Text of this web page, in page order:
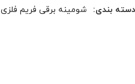
بندی: شومینه برقی فریم فلزی